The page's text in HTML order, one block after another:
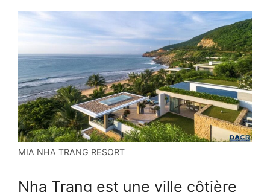
MIA NHA TRANG RESORT
Nha Trang est une ville côtière